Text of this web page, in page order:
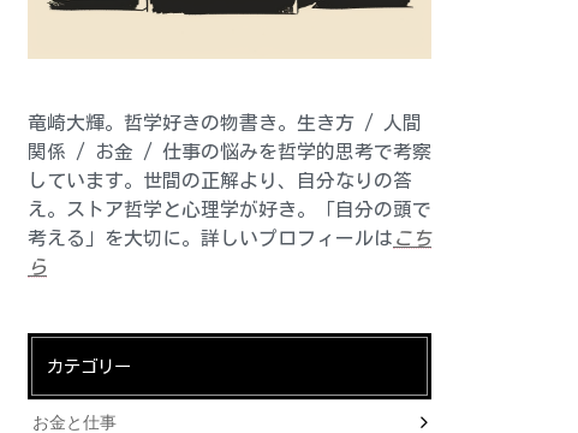
竜崎大輝。哲学好きの物書き。生き方 / 人間
関係 / お金 / 仕事の悩みを哲学的思考で考察
しています。世間の正解より、自分なりの答
え。ストア哲学と心理学が好き。「自分の頭で
考える」を大切に。詳しいプロフィールは こち
ら
カテゴリー
お金と仕事